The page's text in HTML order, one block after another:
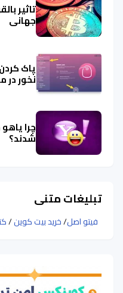
تاثیر
جهانی
نخور
شدند؟
تبلیغات متنی
فیتو اصل/خرید بیت کوین/